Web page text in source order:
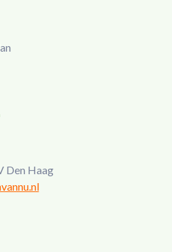
Den Haag